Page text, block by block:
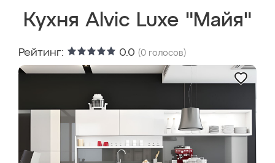
Кухня Alvic Luxe "Майя"
Рейтинг: 0.0 (0 голосов)